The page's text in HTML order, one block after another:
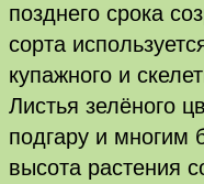
позднего срока
сорта
купажного и
Листья зелёного
подгару и многим
высота растения